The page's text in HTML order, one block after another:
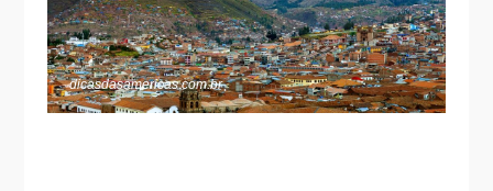
dicasdasamericas.com.br